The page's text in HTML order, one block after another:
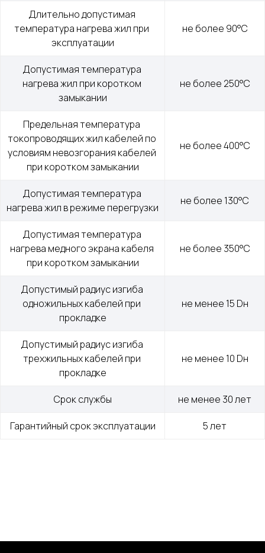
Длительно допустимая
температура нагрева жил при
эксплуатации
не более 90°С
Допустимая температура
нагрева жил при коротком
замыкании
не более 250°С
Предельная температура
токопроводящих жил кабелей по
условиям невозгорания кабелей
при коротком замыкании
не более 400°С
Допустимая температура
нагрева жил в режиме перегрузки
не более 130°С
Допустимая температура
нагрева медного экрана кабеля
при коротком замыкании
не более 350°С
Допустимый радиус изгиба
одножильных кабелей при
прокладке
не менее 15 Dн
Допустимый радиус изгиба
трехжильных кабелей при
прокладке
не менее 10 Dн
Срок службы не менее 30 лет
Гарантийный срок эксплуатации 5 лет
Силовой провод и кабель
Волоконно-оптический кабель
Компоненты и комплектующие
Решения для электроэнергетики
Кабель спец. назначения